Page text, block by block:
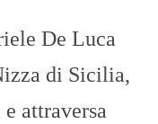
De Luca
di Sicilia,
attraversa